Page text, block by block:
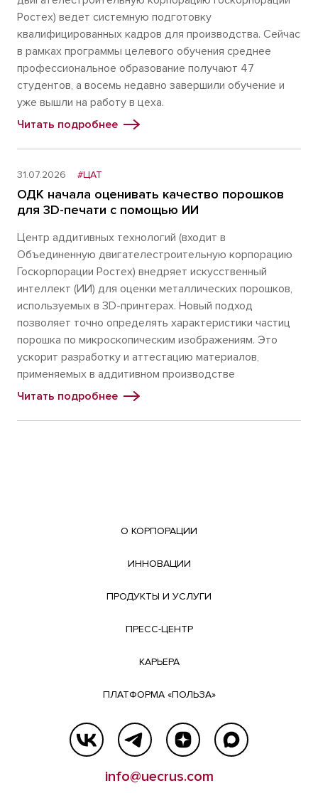
Ростех) ведет системную подготовку
квалифицированных кадров для производства. Сейчас
в рамках программы целевого обучения среднее
профессиональное образование получают 47
студентов, а восемь недавно завершили обучение и
уже вышли на работу в цеха.
Читать подробнее
31.07.2026 #ЦАТ
ОДК начала оценивать качество порошков
для 3D-печати с помощью ИИ
Центр аддитивных технологий (входит в
Объединенную двигателестроительную корпорацию
Госкорпорации Ростех) внедряет искусственный
интеллект (ИИ) для оценки металлических порошков,
используемых в 3D-принтерах. Новый подход
позволяет точно определять характеристики частиц
порошка по микроскопическим изображениям. Это
ускорит разработку и аттестацию материалов,
применяемых в аддитивном производстве
Читать подробнее
О КОРПОРАЦИИ
ИННОВАЦИИ
ПРОДУКТЫ И УСЛУГИ
ПРЕСС-ЦЕНТР
КАРЬЕРА
ПЛАТФОРМА «ПОЛЬЗА»
info@uecrus.com